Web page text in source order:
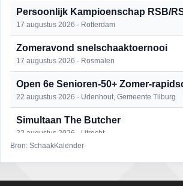
Persoonlijk Kampioenschap RSB/
17 augustus 2026 · Rotterdam
Zomeravond snelschaaktoernooi
17 augustus 2026 · Rosmalen
Open 6e Senioren-50+ Zomer-
22 augustus 2026 · Udenhout, Gemeente Tilburg
Simultaan The Butcher
22 augustus 2026 · Utrecht
Bron: SchaakKalender